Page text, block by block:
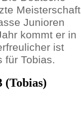
Junioren
kommt er in
ist
für Tobias.
(Tobias)